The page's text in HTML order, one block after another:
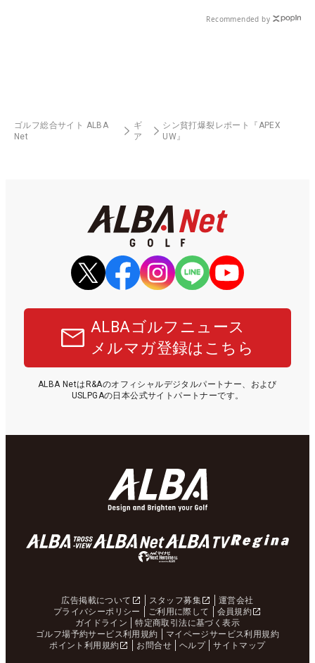
Recommended by
ゴルフ総合サイト ALBA
Net
ギ
ア
シン貧打爆裂レポート『APEX
UW』
ALBAゴルフニュース
メルマガ登録はこちら
ALBA NetはR&Aのオフィシャルデジタルパートナー、および
USLPGAの日本公式サイトパートナーです。
広告掲載について スタッフ募集
運営会社
プライバシーポリシー
ご利用に際して
会員規約
ガイドライン
特定商取引法に基づく表示
ゴルフ場予約サービス利用規約
マイページサービス利用規約
ポイント利用規約
お問合せ ヘルプ サイトマップ